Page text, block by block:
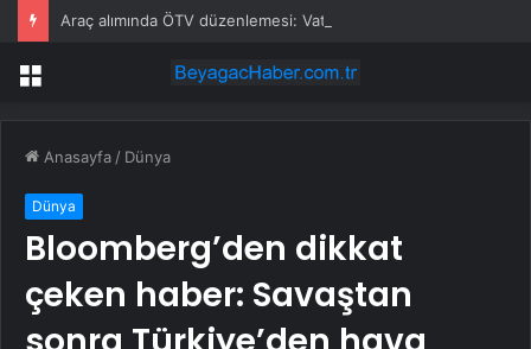
Menü
Anasayfa / Dünya
Dünya
Bloomberg’den dikkat
çeken haber: Savaştan